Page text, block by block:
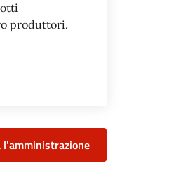
CONTRO LO SPRECO
produttori.
l'amministrazione